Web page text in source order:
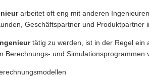
arbeitet oft eng mit anderen
Geschäftspartner und
tätig zu werden, ist in der Regel ein
Berechnungs- und